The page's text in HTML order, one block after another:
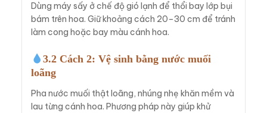
Dùng máy sấy ở chế độ gió lạnh để thổi bay lớp bụi
bám trên hoa. Giữ khoảng cách 20–30 cm để tránh
làm cong hoặc bay màu cánh hoa.
3.2 Cách 2: Vệ sinh bằng nước muối
loãng
Pha nước muối thật loãng, nhúng nhẹ khăn mềm và
lau từng cánh hoa. Phương pháp này giúp khử